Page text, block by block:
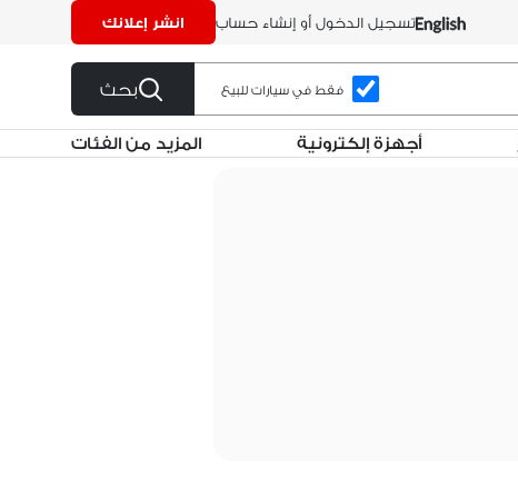
تسجيل الدخول أو إنشاء حساب انشر إعلانك
فقط في سيارات للبيع بحث
أجهزة إلكترونية المزيد من الفئات